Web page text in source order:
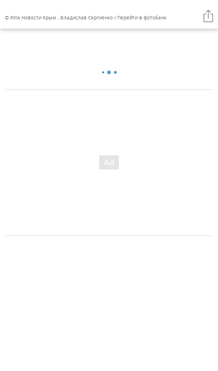
© РИА Новости Крым . Владислав Сергиенко Перейти в фотобанк